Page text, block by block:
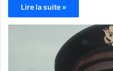
Lire la suite »